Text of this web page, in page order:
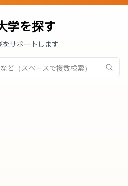
学を探す
をサポートします